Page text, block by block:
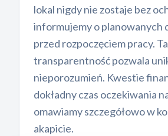
lokal nigdy nie zostaje bez
informujemy o planowanych
przed rozpoczęciem pracy.
transparentność pozwala
nieporozumień. Kwestie
dokładny czas oczekiwania
omawiamy szczegółowo w
akapicie.